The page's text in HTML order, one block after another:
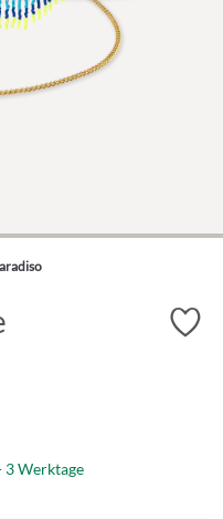
3 Werktage